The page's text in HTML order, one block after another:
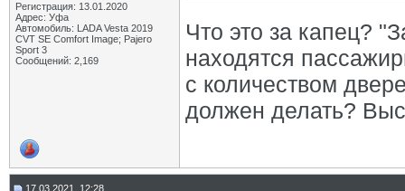
Регистрация: 13.01.2020
Адрес: Уфа
Автомобиль: LADA Vesta 2019
CVT SE Comfort Image; Pajero
Sport 3
Сообщений: 2,169
Что это за капец?
находятся
с количеством
должен делать?
17.03.2021, 12:28